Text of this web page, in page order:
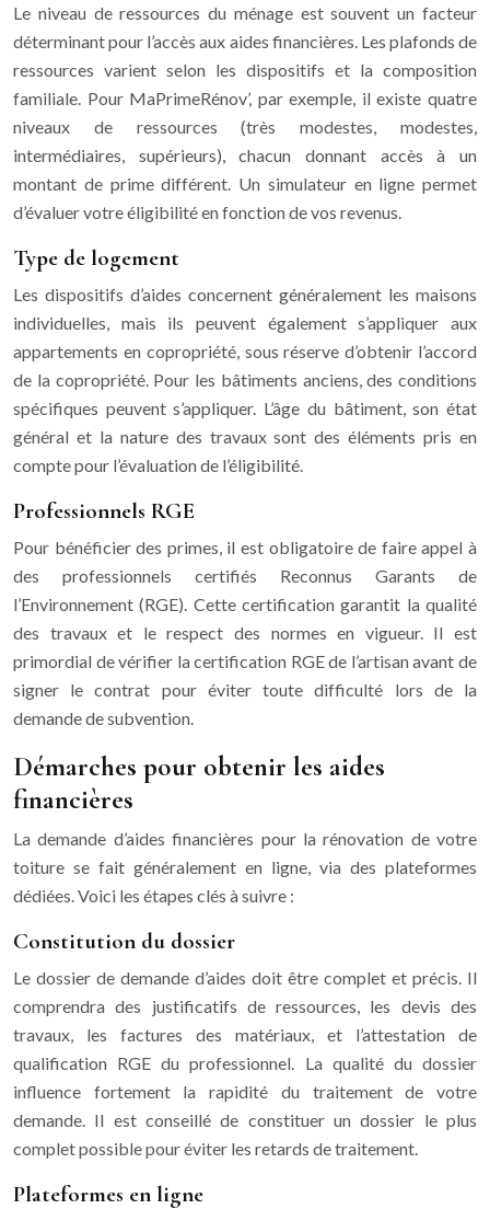
Le niveau de ressources du ménage est souvent un facteur
déterminant pour l’accès aux aides financières. Les plafonds de
ressources varient selon les dispositifs et la composition
familiale. Pour MaPrimeRénov’, par exemple, il existe quatre
niveaux de ressources (très modestes, modestes,
intermédiaires, supérieurs), chacun donnant accès à un
montant de prime différent. Un simulateur en ligne permet
d’évaluer votre éligibilité en fonction de vos revenus.
Type de logement
Les dispositifs d’aides concernent généralement les maisons
individuelles, mais ils peuvent également s’appliquer aux
appartements en copropriété, sous réserve d’obtenir l’accord
de la copropriété. Pour les bâtiments anciens, des conditions
spécifiques peuvent s’appliquer. L’âge du bâtiment, son état
général et la nature des travaux sont des éléments pris en
compte pour l’évaluation de l’éligibilité.
Professionnels RGE
Pour bénéficier des primes, il est obligatoire de faire appel à
des professionnels certifiés Reconnus Garants de
l’Environnement (RGE). Cette certification garantit la qualité
des travaux et le respect des normes en vigueur. Il est
primordial de vérifier la certification RGE de l’artisan avant de
signer le contrat pour éviter toute difficulté lors de la
demande de subvention.
Démarches pour obtenir les aides
financières
La demande d’aides financières pour la rénovation de votre
toiture se fait généralement en ligne, via des plateformes
dédiées. Voici les étapes clés à suivre :
Constitution du dossier
Le dossier de demande d’aides doit être complet et précis. Il
comprendra des justificatifs de ressources, les devis des
travaux, les factures des matériaux, et l’attestation de
qualification RGE du professionnel. La qualité du dossier
influence fortement la rapidité du traitement de votre
demande. Il est conseillé de constituer un dossier le plus
complet possible pour éviter les retards de traitement.
Plateformes en ligne